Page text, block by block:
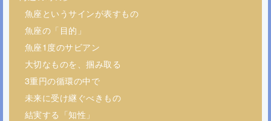
魚座というサインが表すもの
魚座の「目的」
魚座1度のサビアン
大切なものを、掴み取る
3重円の循環の中で
未来に受け継ぐべきもの
結実する「知性」